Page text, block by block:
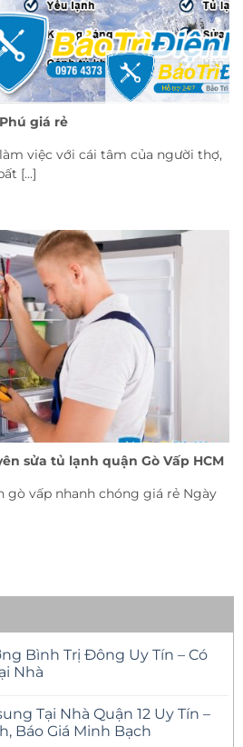
giá rẻ
việc với cái tâm của người thợ,
[...]
sửa tủ lạnh quận Gò Vấp HCM
gò vấp nhanh chóng giá rẻ Ngày
Bình Trị Đông Uy Tín – Có
Nhà
Tại Nhà Quận 12 Uy Tín –
Báo Giá Minh Bạch